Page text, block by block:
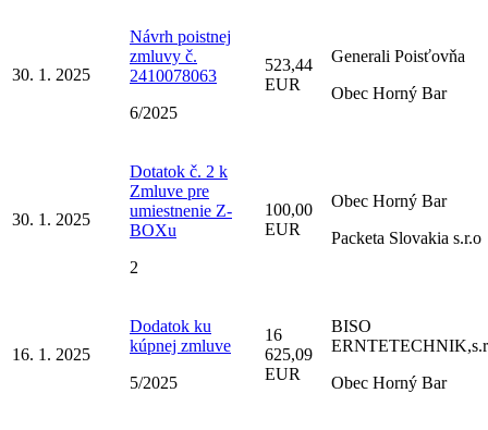
30. 1. 2025
Návrh poistnej
zmluvy č.
2410078063
6/2025
523,44
EUR
Generali Poisťovňa
Obec Horný Bar
30. 1. 2025
Dotatok č. 2 k
Zmluve pre
umiestnenie Z-
BOXu
2
100,00
EUR
Obec Horný Bar
Packeta Slovakia s.r.o
16. 1. 2025
Dodatok ku
kúpnej zmluve
5/2025
16
625,09
EUR
BISO
Obec Horný Bar